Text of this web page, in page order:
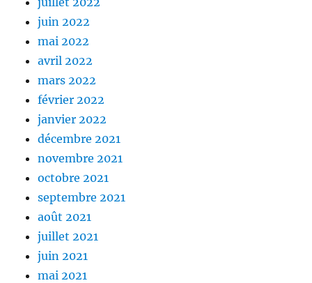
juin 2022
mai 2022
avril 2022
mars 2022
février 2022
janvier 2022
décembre 2021
novembre 2021
octobre 2021
septembre 2021
août 2021
juillet 2021
juin 2021
mai 2021